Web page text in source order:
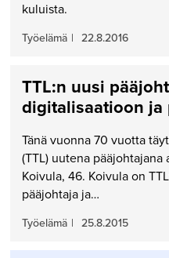
kuluista.
Työelämä | 22.8.2016
TTL:n uusi
digitalisaatioon ja
Tänä vuonna 70 vuotta
(TTL) uutena
Koivula, 46. Koivula on
pääjohtaja ja…
Työelämä | 25.8.2015